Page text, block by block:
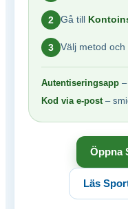
2 Gå till
3 Välj metod och
Autentiseringsapp
Kod via e-post–
Öppna
Läs